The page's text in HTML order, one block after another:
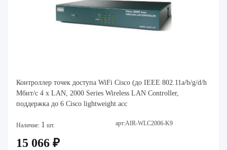
Контроллер точек доступа WiFi Cisco (до IEEE 802.11a/b/g/d/h
Мбит/с 4 x LAN, 2000 Series Wireless LAN Controller,
поддержка до 6 Cisco lightweight acc
Наличие: 1 шт. арт:AIR-WLC2006-K9
15 066 ₽